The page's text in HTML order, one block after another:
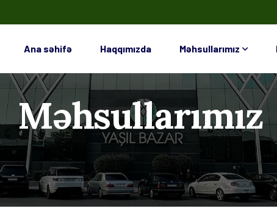
Ana səhifə Haqqımızda Məhsullarımız
Məhsullarımız